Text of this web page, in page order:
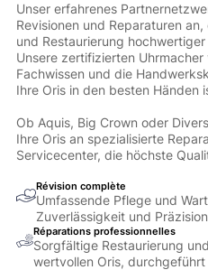
Unser erfahrenes
Revisionen und Reparaturen
und Restaurierung
Unsere zertifizierten
Fachwissen und die
Ihre Oris in den besten Händen
Ob Aquis, Big Crown oder
Ihre Oris an spezialisierte
Servicecenter, die höchste
Révision complète
Umfassende Pflege und
Zuverlässigkeit und
Réparations professionnelles
Sorgfältige Restaurierung
wertvollen Oris,